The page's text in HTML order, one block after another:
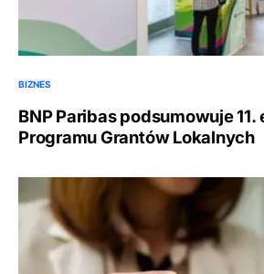
BIZNES
BNP Paribas podsumowuje 11.
Programu Grantów Lokalnych